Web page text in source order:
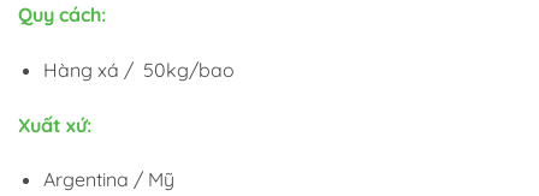
Quy cách:
Hàng xá / 50kg/bao
Xuất xứ:
Argentina / Mỹ